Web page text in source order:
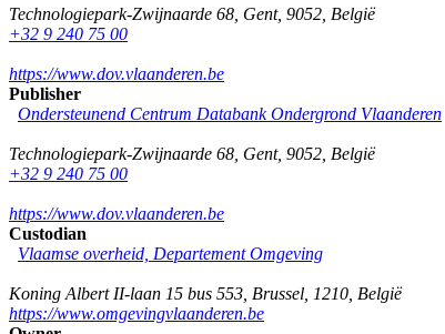
Technologiepark-Zwijnaarde 68 Gent, 9052 België
+32 9 240 75 00
https://www.dov.vlaanderen.be
Publisher
Ondersteunend Centrum Databank Ondergrond Vlaanderen
Technologiepark-Zwijnaarde 68 Gent, 9052 België
+32 9 240 75 00
https://www.dov.vlaanderen.be
Custodian
Vlaamse overheid, Departement Omgeving
Koning Albert II-laan 15 bus 553 Brussel 1210 België
https://www.omgevingvlaanderen.be